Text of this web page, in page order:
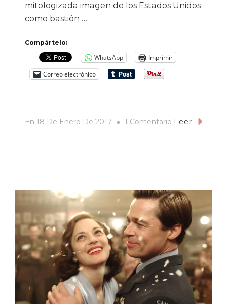
mitologizada imagen de los Estados Unidos
como bastión …
Compártelo:
WhatsApp
Imprimir
Correo electrónico
En 18 De Enero De 2017 1 Comentario En
La
Ficción
Y
La
Realidad
Leer